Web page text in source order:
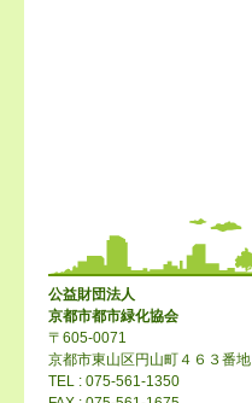
公益財団法人
京都市都市緑化協会
〒605-0071
京都市東山区円山町４６３番地
TEL : 075-561-1350